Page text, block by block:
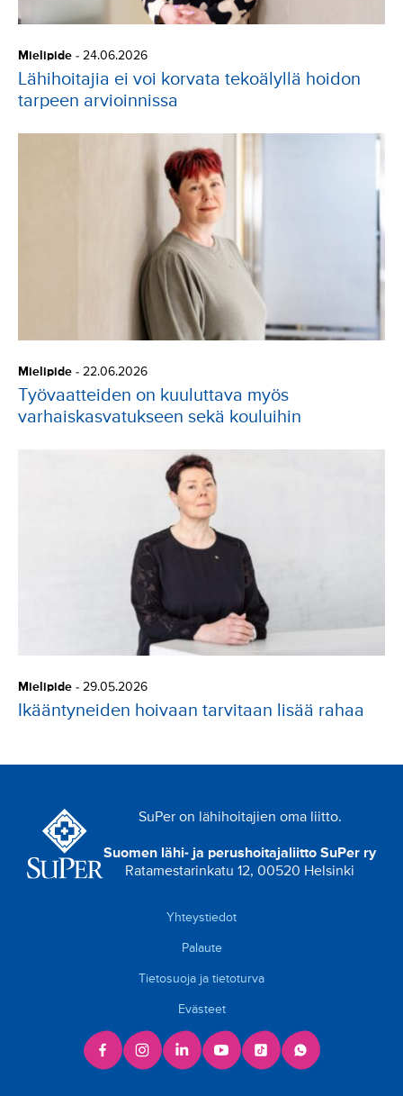
Mielipide - 24.06.2026
Lähihoitajia ei voi korvata tekoälyllä hoidon
tarpeen arvioinnissa
Mielipide - 22.06.2026
Työvaatteiden on kuuluttava myös
varhaiskasvatukseen sekä kouluihin
Mielipide - 29.05.2026
Ikääntyneiden hoivaan tarvitaan lisää rahaa
SuPer on lähihoitajien oma liitto.
Suomen lähi- ja perushoitajaliitto SuPer ry
Ratamestarinkatu 12, 00520 Helsinki
Yhteystiedot
Palaute
Tietosuoja ja tietoturva
Evästeet